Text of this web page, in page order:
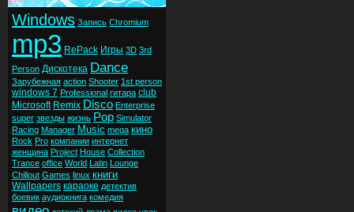
Windows Запись Chromium
mp3 RePack Игры 3D 3rd
Person Дискотека Dance
Зарубежная action Shooter 1st person
windows 7 Professional гитара club
Microsoft Remix Disco Enterprise
super звезды жизнь Pop Simulator
Racing Manager Music mega кино
Rock Pro компании интернет
женщина Project House Collection
Trance office World Latin Lounge
Chillout Games linux книги
Wallpapers караоке детектив
боевик аудиокнига комедия